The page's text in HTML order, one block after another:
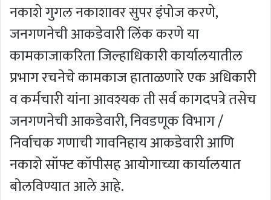
नकाशे गुगल नकाशावर सुपर इंपोज करणे,
जनगणनेची आकडेवारी लिंक करणे या
कामकाजाकरिता जिल्हाधिकारी कार्यालयातील
प्रभाग रचनेचे कामकाज हाताळणारे एक अधिकारी
व कर्मचारी यांना आवश्यक ती सर्व कागदपत्रे तसेच
जनगणनेची आकडेवारी, निवडणूक विभाग /
निर्वाचक गणाची गावनिहाय आकडेवारी आणि
नकाशे सॉफ्ट कॉपीसह आयोगाच्या कार्यालयात
बोलविण्यात आले आहे.